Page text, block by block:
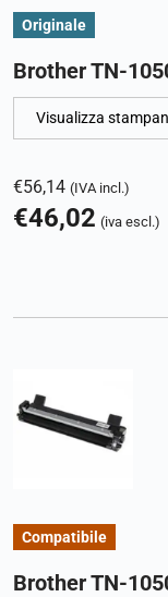
Originale
Brother TN-
Visualizza
€56,14 (IVA incl.)
€46,02 (iva escl.)
Compatibile
Brother TN-